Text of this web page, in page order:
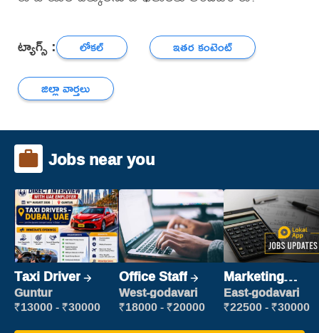
ట్యాగ్స్ : లోకల్
ఇతర కంటెంట్
జిల్లా వార్తలు
Jobs near you
Taxi Driver
Guntur
₹13000 - ₹30000
Office Staff
West-godavari
₹18000 - ₹20000
Marketing
Executive
East-godavari
₹22500 - ₹30000